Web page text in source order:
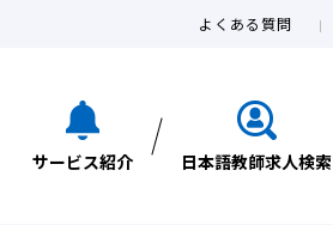
よくある質問
サービス紹介 日本語教師求人検索